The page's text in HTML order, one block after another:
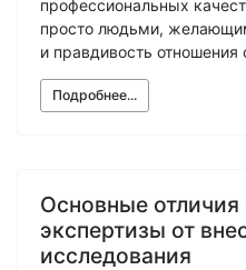
профессиональных
просто людьми,
и правдивость отношения
Подробнее...
Основные отличия
экспертизы от
исследования